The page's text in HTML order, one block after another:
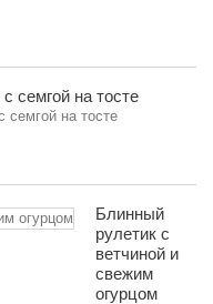
семгой на тосте
семгой на тосте
Блинный
рулетик с
ветчиной и
свежим
огурцом